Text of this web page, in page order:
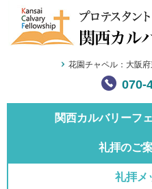
花園チャペル：大阪
070-
関西カルバリーフ
礼拝のご
礼拝メ